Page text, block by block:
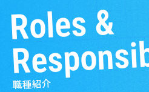
Roles &
職種紹介